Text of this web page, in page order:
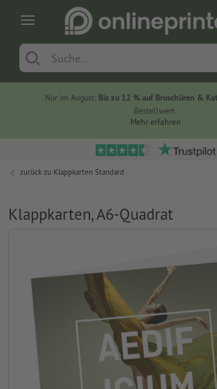
Nur im August: Bis zu 12 % auf Broschüren &
Bestellwert.
Mehr erfahren
zurück zu Klappkarten Standard
Klappkarten, A6-Quadrat